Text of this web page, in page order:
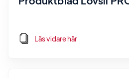
Läs vidare här